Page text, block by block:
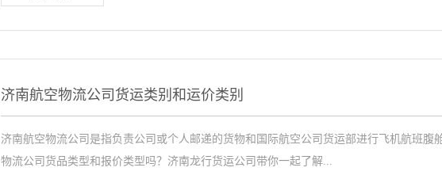
济南航空物流公司货运类别和运价类别
济南航空物流公司是指负责公司或个人邮递的货物和国际航空公司货运部进行飞机航班腹
物流公司货品类型和报价类型吗？济南龙行货运公司带你一起了解...